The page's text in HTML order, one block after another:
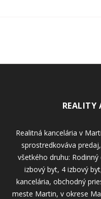
REALITY
Realitná kancelária v
sprostredkováva
všetkého druhu:
izbový byt, 4 izbový
kancelária, obchodný
meste Martin, v okrese